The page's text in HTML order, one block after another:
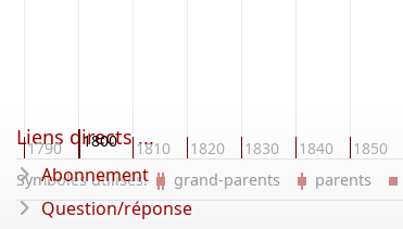
1790 1800 1810 1820 1830 1840 1850
Symboles utilisés: grand-parents parents
Liens directs ...
Abonnement
Question/réponse